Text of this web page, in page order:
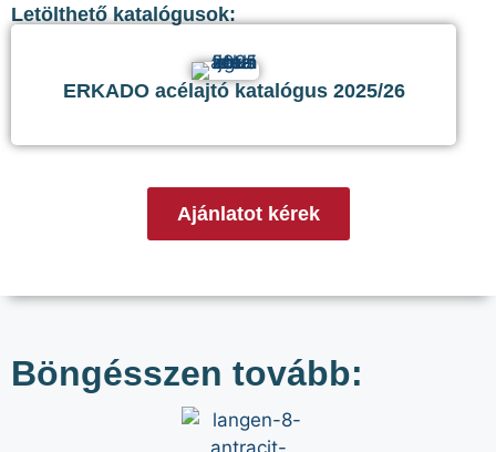
Letölthető katalógusok:
ERKADO acélajtó katalógus 2025/26
Ajánlatot kérek
Böngésszen tovább: